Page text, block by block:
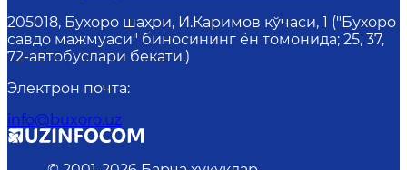
205018, Бухоро шаҳри, И.Каримов кўчаси, 1 ("Бухоро
савдо мажмуаси" биносининг ён томонида; 25, 37,
72-автобуслари бекати.)
Электрон почта:
info@buxoro.uz